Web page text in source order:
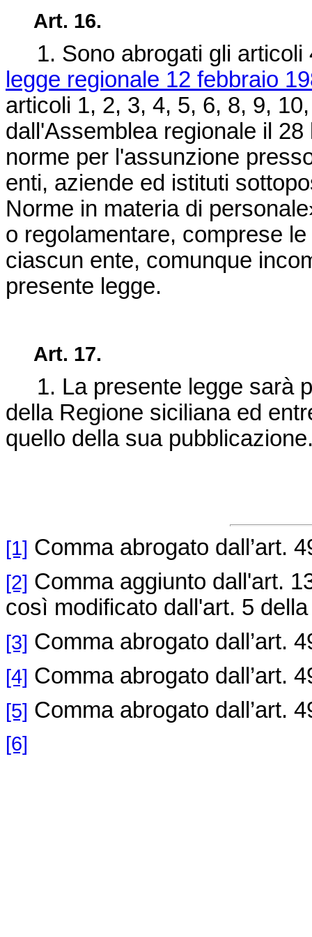
Art. 16.
1. Sono abrogati gli articoli
legge regionale 12 febbraio
articoli 1, 2, 3, 4, 5, 6, 8, 9,
dall'Assemblea regionale il
norme per l'assunzione
enti, aziende ed istituti
Norme in materia di
o regolamentare, comprese
ciascun ente, comunque
presente legge.
Art. 17.
1. La presente legge sarà
della Regione siciliana ed
quello della sua
[1] Comma abrogato dall’art.
[2] Comma aggiunto dall'art.
così modificato dall'art. 5
[3] Comma abrogato dall’art.
[4] Comma abrogato dall’art.
[5] Comma abrogato dall’art.
[6]